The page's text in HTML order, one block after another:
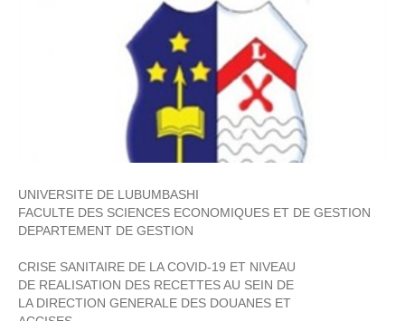
UNIVERSITE DE LUBUMBASHI
FACULTE DES SCIENCES ECONOMIQUES ET DE GESTION
DEPARTEMENT DE GESTION
CRISE SANITAIRE DE LA COVID-19 ET NIVEAU
DE REALISATION DES RECETTES AU SEIN DE
LA DIRECTION GENERALE DES DOUANES ET